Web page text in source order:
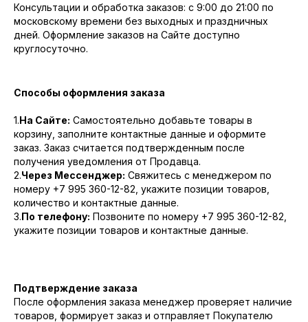
Консультации и обработка заказов: с 9:00 до 21:00 по
московскому времени без выходных и праздничных
дней. Оформление заказов на Сайте доступно
круглосуточно.
Способы оформления заказа
1.На Сайте: Самостоятельно добавьте товары в
корзину, заполните контактные данные и оформите
заказ. Заказ считается подтвержденным после
получения уведомления от Продавца.
2.Через Мессенджер: Свяжитесь с менеджером по
номеру +7 995 360-12-82, укажите позиции товаров,
количество и контактные данные.
3.По телефону: Позвоните по номеру +7 995 360-12-82,
укажите позиции товаров и контактные данные.
Подтверждение заказа
После оформления заказа менеджер проверяет наличие
товаров, формирует заказ и отправляет Покупателю